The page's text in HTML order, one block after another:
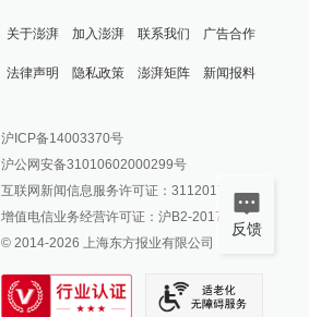
关于澎湃 加入澎湃 联系我们 广告合作
法律声明 隐私政策 澎湃矩阵
澎湃新闻公众号
澎湃新闻抖音号
派生万物开放平台
IP SHANGHAI
SIXTH TONE
新闻报料
报料邮箱: news@thepaper.cn
沪ICP备14003370号
沪公网安备31010602000299号
互联网新闻信息服务许可证：31120170006
增值电信业务经营许可证：沪B2-2017116
© 2014-2026 上海东方报业有限公司
反馈